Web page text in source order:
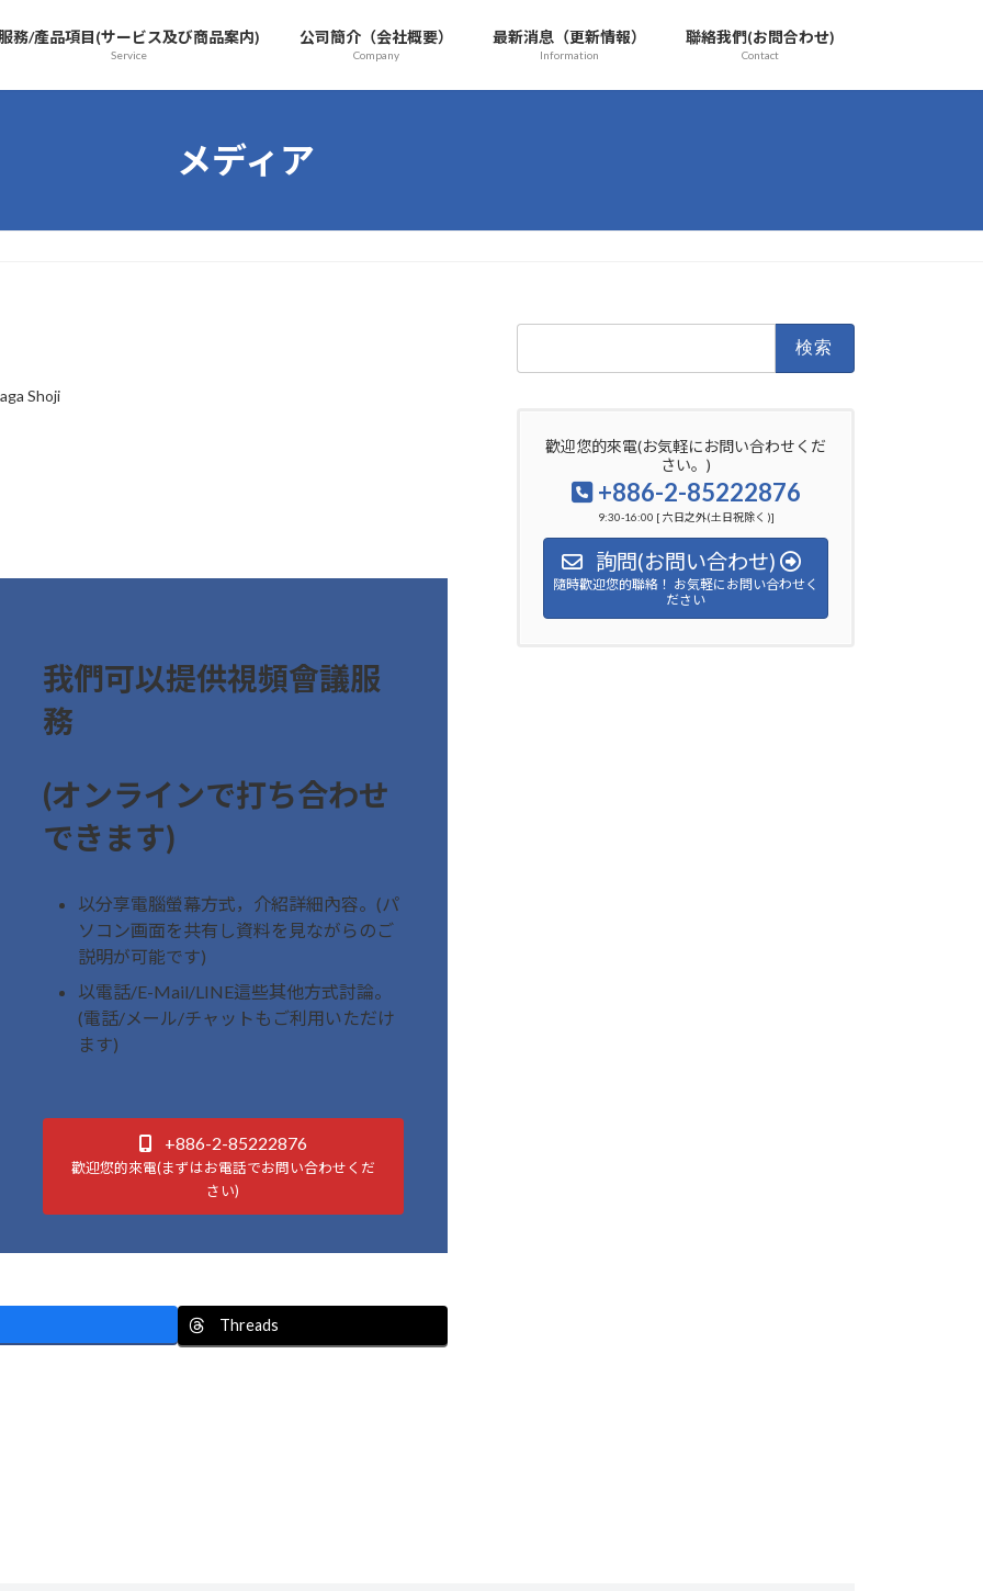
務/產品項目(サービス及び商品案内)
Service
公司簡介（会社概要）
Company
最新消息（更新情報）
Information
聯絡我們(お問合わせ)
Contact
メディア
Shoji
我們可以提供視頻會議服
務
(オンラインで打ち合わせ
できます)
以分享電腦螢幕方式，介紹詳細內容。(パ
ソコン画面を共有し資料を見ながらのご
説明が可能です)
以電話/E-Mail/LINE這些其他方式討論。
(電話/メール/チャットもご利用いただけ
ます)
+886-2-85222876
歡迎您的來電(まずはお電話でお問い合わせくだ
さい)
Threads
歡迎您的來電(お気軽にお問い合わせくだ
さい。)
+886-2-85222876
9:30-16:00 [ 六日之外(土日祝除く )]
詢問(お問い合わせ)
隨時歡迎您的聯絡！ お気軽にお問い合わせく
ださい